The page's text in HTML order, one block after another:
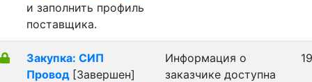
и заполнить профиль
поставщика.
Закупка: СИП
Провод [Завершен]
Информация о
заказчике доступна